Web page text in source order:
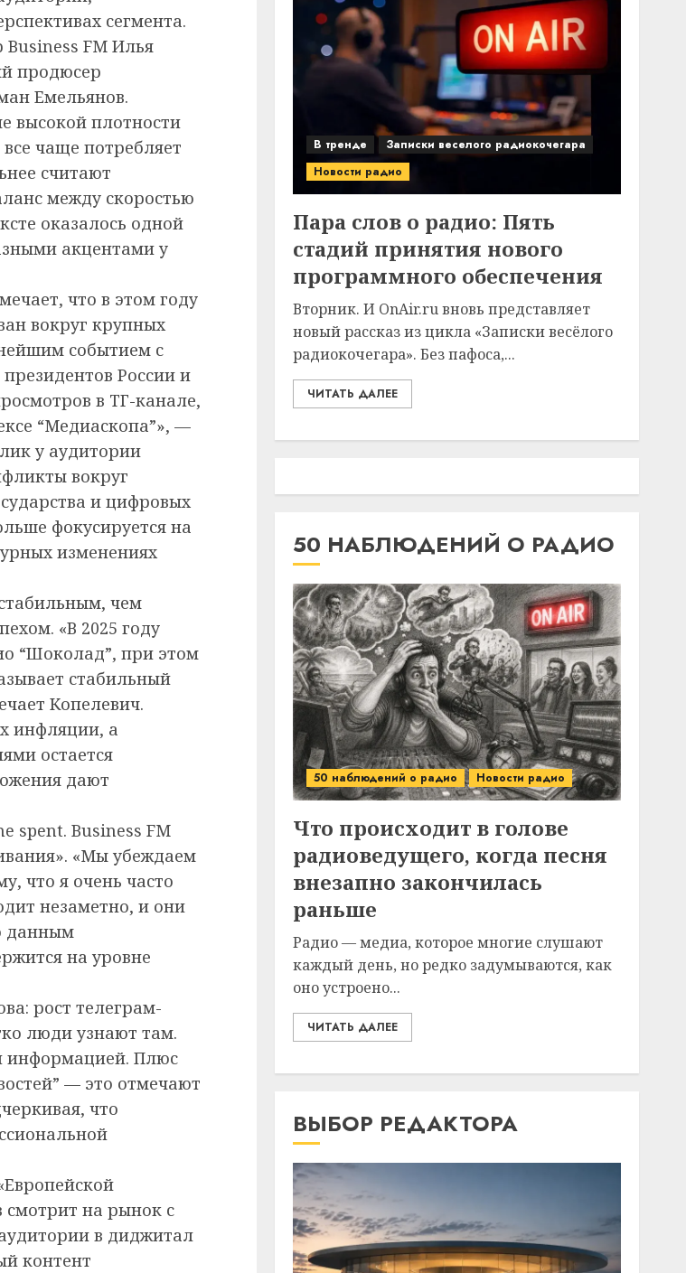
сегмента.
FM Илья
продюсер
Емельянов.
высокой плотности
чаще потребляет
считают
между скоростью
оказалось одной
акцентами у
что в этом году
вокруг крупных
событием с
России и
в ТГ-канале,
“Медиаскопа”», —
у аудитории
вокруг
и цифровых
фокусируется на
изменениях
чем
«В 2025 году
“Шоколад”, при этом
стабильный
Копелевич.
инфляции, а
остается
дают
spent. Business FM
«Мы убеждаем
что я очень часто
незаметно, и они
данным
на уровне
рост телеграм-
люди узнают там.
информацией. Плюс
— это отмечают
что
на рынок с
в диджитал
контент
В тренде
Записки веселого радиокочегара
Новости радио
Пара слов о радио: Пять
стадий принятия нового
программного обеспечения
Вторник. И OnAir.ru вновь представляет
новый рассказ из цикла «Записки весёлого
радиокочегара». Без пафоса,...
ЧИТАТЬ ДАЛЕЕ
50 НАБЛЮДЕНИЙ О РАДИО
50 наблюдений о радио Новости радио
Что происходит в голове
радиоведущего, когда песня
внезапно закончилась
раньше
Радио — медиа, которое многие слушают
каждый день, но редко задумываются, как
оно устроено...
ЧИТАТЬ ДАЛЕЕ
ВЫБОР РЕДАКТОРА